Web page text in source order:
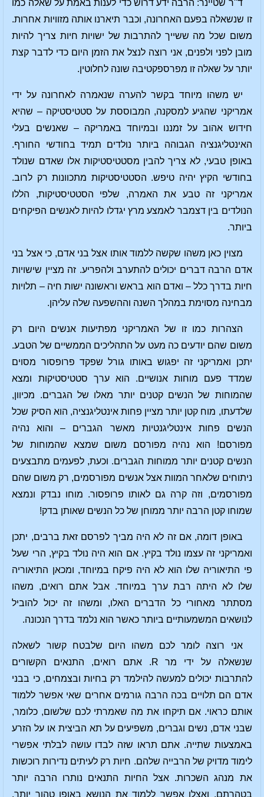
ד"ר שטיינר: הרבה ידע דרוש כדי לענות באמת על שאלה כמו
זו שנשאלה בפעם האחרונה, וכבר תיארנו אותה מזוויות אחרות.
משום שכל מה ששייך להתרבות של ישויות חיות צריך להיות
מובן לפני ולפנים, אני רוצה לנצל את הזמן היום כדי לדבר קצת
יותר על שאלה זו מפרספקטיבה שונה לחלוטין.
יש משהו מיוחד בקשר להערה שנאמרה לאחרונה על ידי
אמריקני שהגיע למסקנה, המבוססת על סטטיסטיקה – שהיא
חידוש אהוב על זמננו ובמיוחד באמריקה – שאנשים בעלי
האינטליגנציה הגבוהה ביותר נולדים תמיד בחודשי החורף.
באופן טבעי, לא צריך להבין מסטטיסטיקות אלו שאדם שנולד
בחודשי הקיץ יהיה טיפש. הסטטיסטיקות מתכוונות רק לרוב.
אמריקני זה טבע את האמרה, שלפי הסטטיסטיקות, הללו
הנולדים בין דצמבר לאמצע מרץ יגדלו להיות לאנשים הפיקחים
ביותר.
מצוין כאן משהו שקשה ללמוד אותו אצל בני אדם, כי אצל בני
אדם הרבה דברים יכולים להתערב ולהפריע. זה מציין שישויות
חיות בדרך כלל – ואדם הוא בראש וראשונה ישות חיה – תלויות
מבחינה מסוימת במהלך השנה וההשפעה שלה עליהן.
הצהרות כמו זו של האמריקני מפתיעות אנשים היום רק
משום שהם יודעים כה מעט על התהליכים הממשיים של הטבע.
יתכן ואמריקני זה יפגוש באותו גורל שפקד פרופסור מסוים
שמדד פעם מוחות אנושיים. הוא ערך סטטיסטיקות ומצא
שהמוחות של הנשים קטנים יותר מאלו של הגברים. מכיוון,
שלדעתו, מוח קטן יותר מציין פחות אינטליגנציה, הוא הסיק שכל
הנשים פחות אינטליגנטיות מאשר הגברים – והוא נהיה
מפורסם! הוא נהיה מפורסם משום שמצא שהמוחות של
הנשים קטנים יותר ממוחות הגברים. וכעת, לפעמים מתבצעים
ניתוחים שלאחר המוות אצל אנשים מפורסמים, רק משום שהם
מפורסמים, וזה קרה גם לאותו פרופסור. מוחו נבדק ונמצא
שמוחו קטן הרבה יותר ממוחן של כל הנשים שאותן בדק!
באופן דומה, אם זה לא היה מביך לפרסם זאת ברבים, יתכן
ואמריקני זה עצמו נולד בקיץ. אם הוא היה נולד בקיץ, הרי שעל
פי התיאוריה שלו הוא לא היה פיקח במיוחד, ומכאן התיאוריה
שלו לא היתה רבת ערך במיוחד. אבל אתם רואים, משהו
מסתתר מאחורי כל הדברים האלו, ומשהו זה יכול להוביל
לנושאים המשמעותיים ביותר כאשר הוא נלמד בדרך הנכונה.
אני רוצה לומר לכם משהו היום שלבטח קשור לשאלה
שנשאלה על ידי מר R. אתם רואים, התנאים הקשורים
להתרבות יכולים למעשה להילמד רק בחיות ובצמחים, כי בבני
אדם הם תלויים בכה הרבה גורמים אחרים שאי אפשר ללמוד
אותם כראוי. אם תיקחו את מה שאמרתי לכם שלשום, כלומר,
שבני אדם, נשים וגברים, משפיעים על תא הביצית או על הזרע
באמצעות שתייה. אתם תראו שזה לבדו עושה לבלתי אפשרי
לימוד מדויק של הרבייה שלהם. חיות רק לעיתים נדירות רוכשות
את מנהג השכרות. אצל החיות התנאים נותרו הרבה יותר
בטהרתם, ואצלן אפשר ללמוד את הנושא באופן טהור יותר.